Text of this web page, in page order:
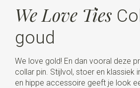
We Love Ties
goud
We love gold! En dan vooral deze
collar pin. Stijlvol, stoer en klassiek
en hippe accessoire geeft je look